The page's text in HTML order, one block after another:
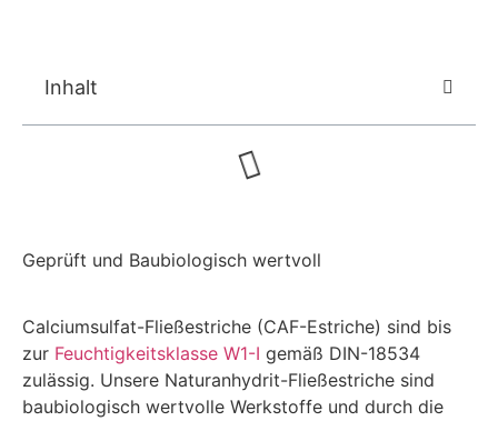
Inhalt
Geprüft und Baubiologisch wertvoll
Calciumsulfat-Fließestriche (CAF-Estriche) sind bis
zur Feuchtigkeitsklasse W1-I gemäß DIN-18534
zulässig. Unsere Naturanhydrit-Fließestriche sind
baubiologisch wertvolle Werkstoffe und durch die